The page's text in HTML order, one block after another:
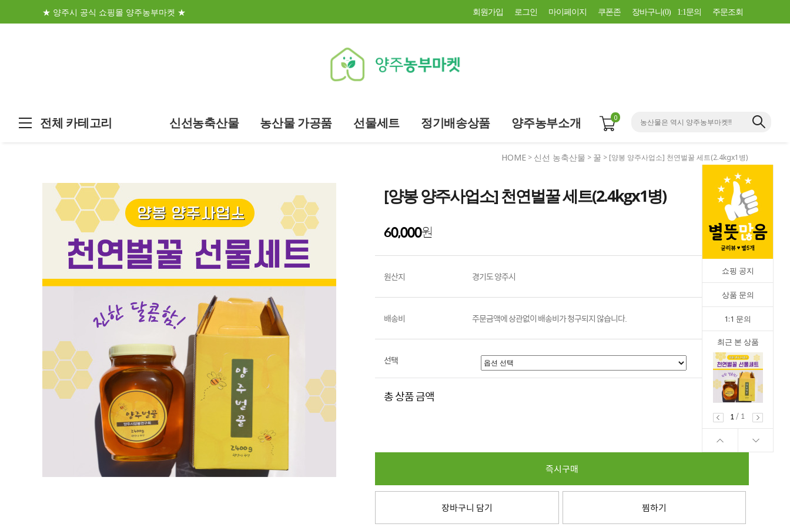
★ 양주시 공식 쇼핑몰 양주농부마켓 ★ 회원가입 로그인 마이페이지 쿠폰존 장바구니(0) 1:1문의 주문조회
전체 카테고리 신선농축산물 농산물 가공품 선물세트 정기배송상품 양주농부소개 0
쇼핑 공지
상품 문의
1:1 문의
최근 본 상품
1
/ 1
HOME > 신선 농축산물 > 꿀 > [양봉 양주사업소] 천연벌꿀 세트(2.4kgx1병)
[양봉 양주사업소] 천연벌꿀 세트(2.4kgx1병)
60,000원
원산지 경기도 양주시
배송비 주문금액에 상관없이 배송비가 청구되지 않습니다.
선택
총 상품 금액 0원
즉시구매
장바구니 담기 찜하기